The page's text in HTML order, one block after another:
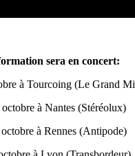
sera en concert:
à Tourcoing (Le Grand
à Nantes (Stéréolux)
à Rennes (Antipode)